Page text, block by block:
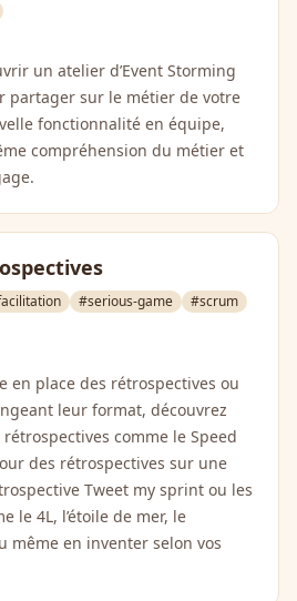
un atelier d’Event Storming
partager sur le métier de votre
fonctionnalité en équipe,
compréhension du métier et
#serious-game
#scrum
en place des rétrospectives ou
leur format, découvrez
comme le Speed
des rétrospectives sur une
Tweet my sprint ou les
le 4L, l’étoile de mer, le
même en inventer selon vos